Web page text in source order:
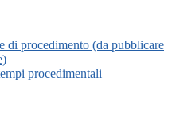
di procedimento (da pubblicare
procedimentali